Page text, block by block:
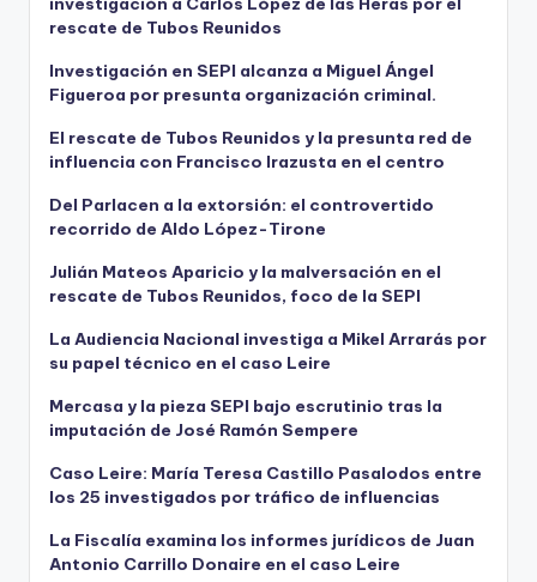
rescate de Tubos Reunidos
Investigación en SEPI alcanza a Miguel Ángel
Figueroa por presunta organización criminal.
El rescate de Tubos Reunidos y la presunta red de
influencia con Francisco Irazusta en el centro
Del Parlacen a la extorsión: el controvertido
recorrido de Aldo López-Tirone
Julián Mateos Aparicio y la malversación en el
rescate de Tubos Reunidos, foco de la SEPI
La Audiencia Nacional investiga a Mikel Arrarás por
su papel técnico en el caso Leire
Mercasa y la pieza SEPI bajo escrutinio tras la
imputación de José Ramón Sempere
Caso Leire: María Teresa Castillo Pasalodos entre
los 25 investigados por tráfico de influencias
La Fiscalía examina los informes jurídicos de Juan
Antonio Carrillo Donaire en el caso Leire